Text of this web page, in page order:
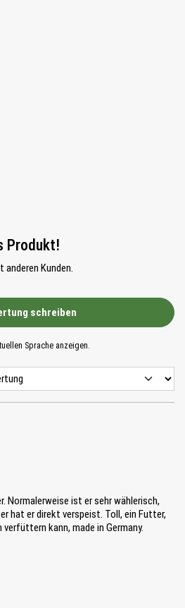
Produkt!
anderen Kunden.
schreiben
Sprache anzeigen.
Normalerweise ist er sehr wählerisch,
hat er direkt verspeist. Toll, ein Futter,
kann, made in Germany.